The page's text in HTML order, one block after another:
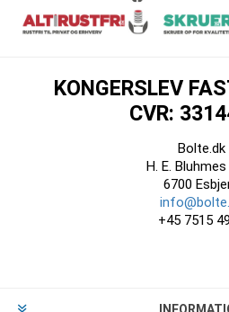
KONGERSLEV
CVR:
Bolte.dk
H. E. Bluhmes
6700
+45 7515